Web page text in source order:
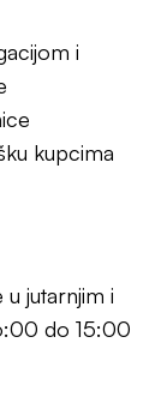
i
kupcima
jutarnjim i
do 15:00